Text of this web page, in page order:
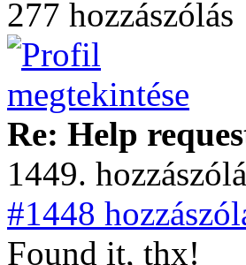
277 hozzászólás
Re: Help
1449.
#1448
Found it, thx!